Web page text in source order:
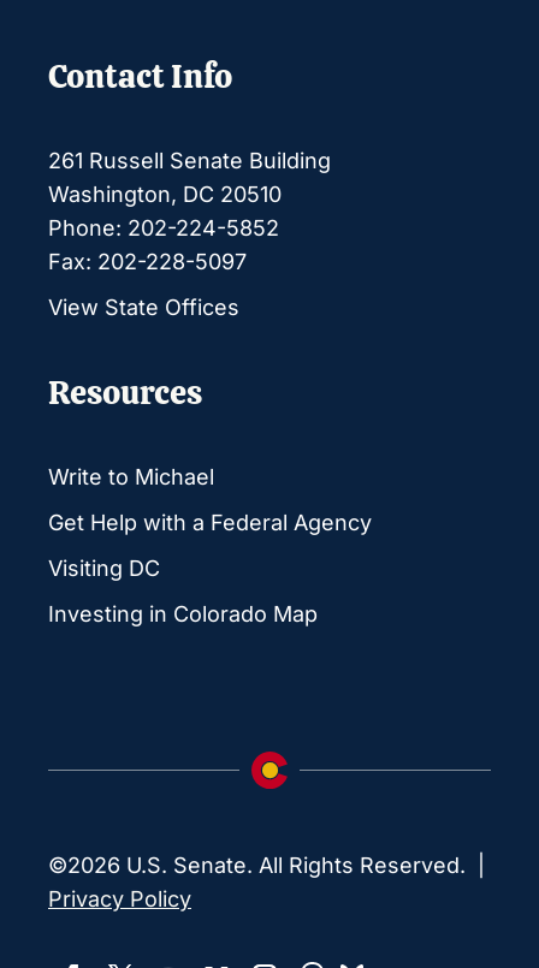
Contact Info
261 Russell Senate Building
Washington, DC 20510
Phone: 202-224-5852
Fax: 202-228-5097
View State Offices
Resources
Write to Michael
Get Help with a Federal Agency
Visiting DC
Investing in Colorado Map
©2026 U.S. Senate. All Rights Reserved. |
Privacy Policy